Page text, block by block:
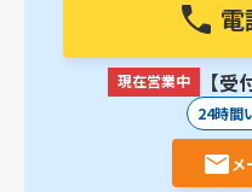
電
現在営業中 【
24時間
メ